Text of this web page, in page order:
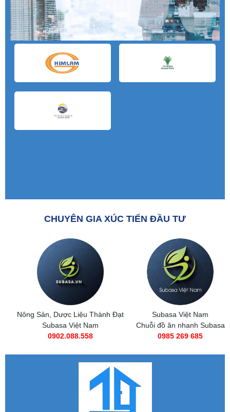
CHUYÊN GIA XÚC TIẾN ĐẦU TƯ
Nông Sản, Dược Liệu Thành Đạt
Subasa Việt Nam
0902.088.558
Subasa Việt Nam
Chuỗi đồ ăn nhanh Subasa
0985 269 685